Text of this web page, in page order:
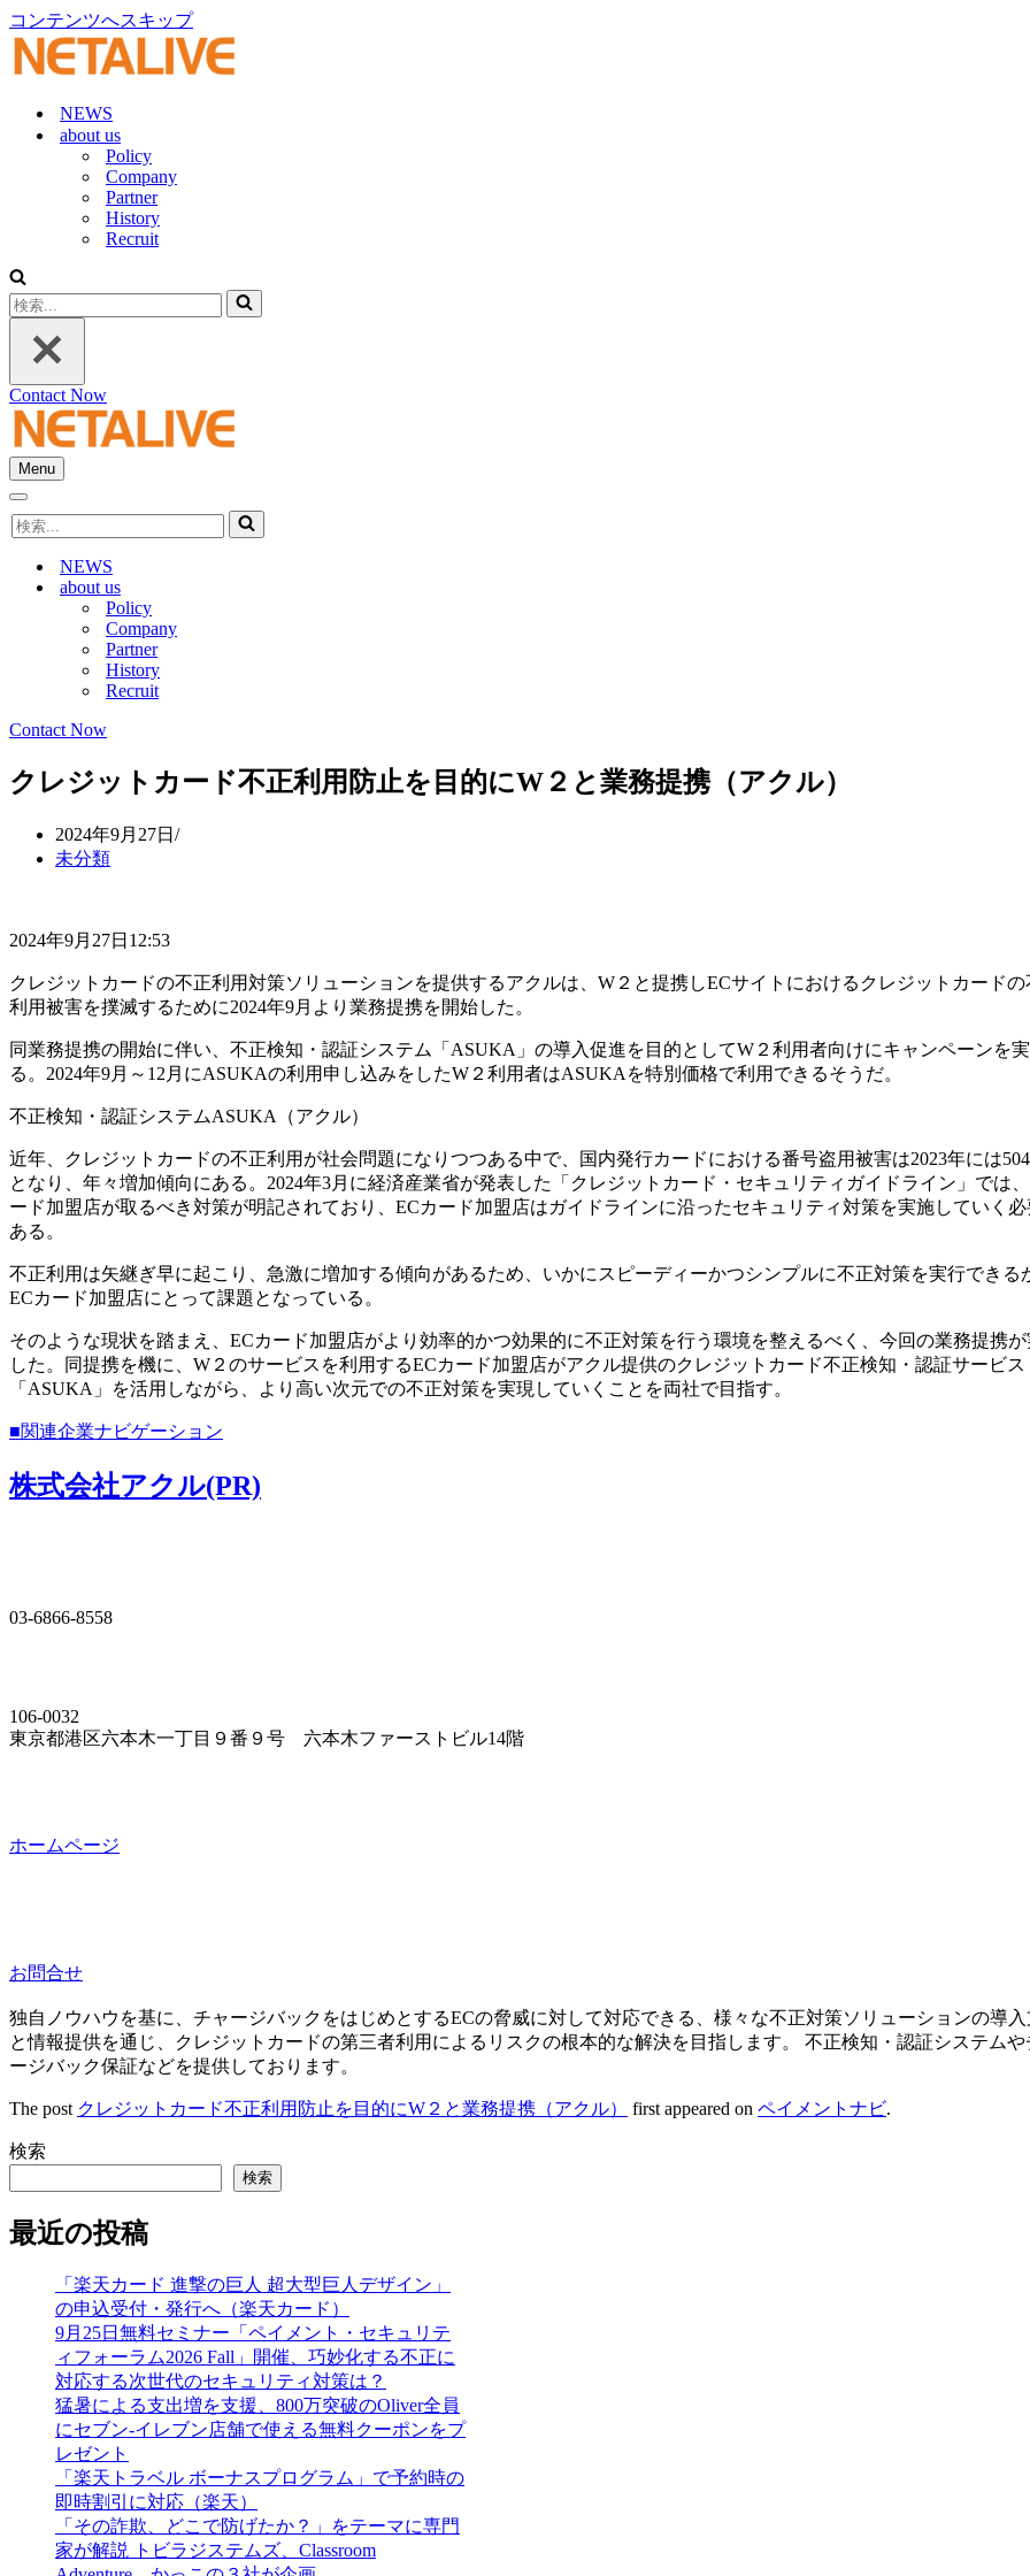
コンテンツへスキップ
NEWS
about us
Policy
Company
Partner
History
Recruit
検
索...
Contact Now
Menu
ナ
ゲ
シ
ョ
ナ
ビ
検
索...
NEWS
about us
Policy
Company
Partner
History
Recruit
Contact Now
クレジットカード不正利用防止を目的にW２と業務提携（アクル）
2024年9月27日
未分類
2024年9月27日12:53
クレジットカードの不正利用対策ソリューションを提供するアクルは、W２と提携しECサイトにおけるクレジットカードの
利用被害を撲滅するために2024年9月より業務提携を開始した。
同業務提携の開始に伴い、不正検知・認証システム「ASUKA」の導入促進を目的としてW２利用者向けにキャンペーンを
る。2024年9月～12月にASUKAの利用申し込みをしたW２利用者はASUKAを特別価格で利用できるそうだ。
不正検知・認証システムASUKA（アクル）
近年、クレジットカードの不正利用が社会問題になりつつある中で、国内発行カードにおける番号盗用被害は2023年には
となり、年々増加傾向にある。2024年3月に経済産業省が発表した「クレジットカード・セキュリティガイドライン」では
ード加盟店が取るべき対策が明記されており、ECカード加盟店はガイドラインに沿ったセキュリティ対策を実施していく
ある。
不正利用は矢継ぎ早に起こり、急激に増加する傾向があるため、いかにスピーディーかつシンプルに不正対策を実行できる
ECカード加盟店にとって課題となっている。
そのような現状を踏まえ、ECカード加盟店がより効率的かつ効果的に不正対策を行う環境を整えるべく、今回の業務提携
した。同提携を機に、W２のサービスを利用するECカード加盟店がアクル提供のクレジットカード不正検知・認証サービス
「ASUKA」を活用しながら、より高い次元での不正対策を実現していくことを両社で目指す。
■関連企業ナビゲーション
株式会社アクル(PR)
03-6866-8558
106-0032
東京都港区六本木一丁目９番９号 六本木ファーストビル14階
ホームページ
お問合せ
独自ノウハウを基に、チャージバックをはじめとするECの脅威に対して対応できる、様々な不正対策ソリューションの導
と情報提供を通じ、クレジットカードの第三者利用によるリスクの根本的な解決を目指します。 不正検知・認証システムや
ージバック保証などを提供しております。
The post クレジットカード不正利用防止を目的にW２と業務提携（アクル） first appeared on ペイメントナビ.
検索
検索
最近の投稿
「楽天カード 進撃の巨人 超大型巨人デザイン」
の申込受付・発行へ（楽天カード）
9月25日無料セミナー「ペイメント・セキュリテ
ィフォーラム2026 Fall」開催、巧妙化する不正に
対応する次世代のセキュリティ対策は？
猛暑による支出増を支援、800万突破のOliver全員
にセブン‐イレブン店舗で使える無料クーポンをプ
レゼント
「楽天トラベル ボーナスプログラム」で予約時の
即時割引に対応（楽天）
「その詐欺、どこで防げたか？」をテーマに専門
家が解説 トビラジステムズ、Classroom